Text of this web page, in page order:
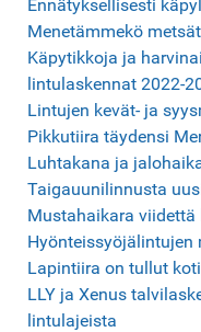
Ennätyksellisesti
Menetämmekö
Käpytikkoja ja
lintulaskennat 2022-
Lintujen kevät- ja
Pikkutiira täydensi
Luhtakana ja
Taigauunilinnusta
Mustahaikara viidettä
Hyönteissyöjälintujen
Lapintiira on tullut
LLY ja Xenus
lintulajeista